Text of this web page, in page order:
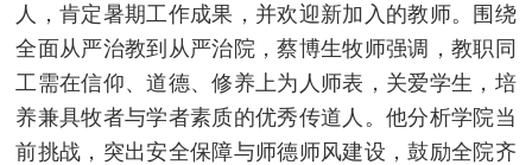
人，肯定暑期工作成果，并欢迎新加入的教师。围绕
全面从严治教到从严治院，蔡博生牧师强调，教职同
工需在信仰、道德、修养上为人师表，关爱学生，培
养兼具牧者与学者素质的优秀传道人。他分析学院当
前挑战，突出安全保障与师德师风建设，鼓励全院齐